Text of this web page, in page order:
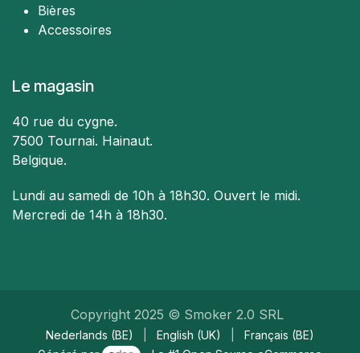
Bières
Accessoires
Le magasin
40 rue du cygne.
7500 Tournai. Hainaut.
Belgique.
Lundi au samedi de 10h à 18h30. Ouvert le midi.​
Mercredi de 14h à 18h30.
Copyright 2025 © Smoker 2.0 SRL
Nederlands (BE) English (UK)
Français (BE)